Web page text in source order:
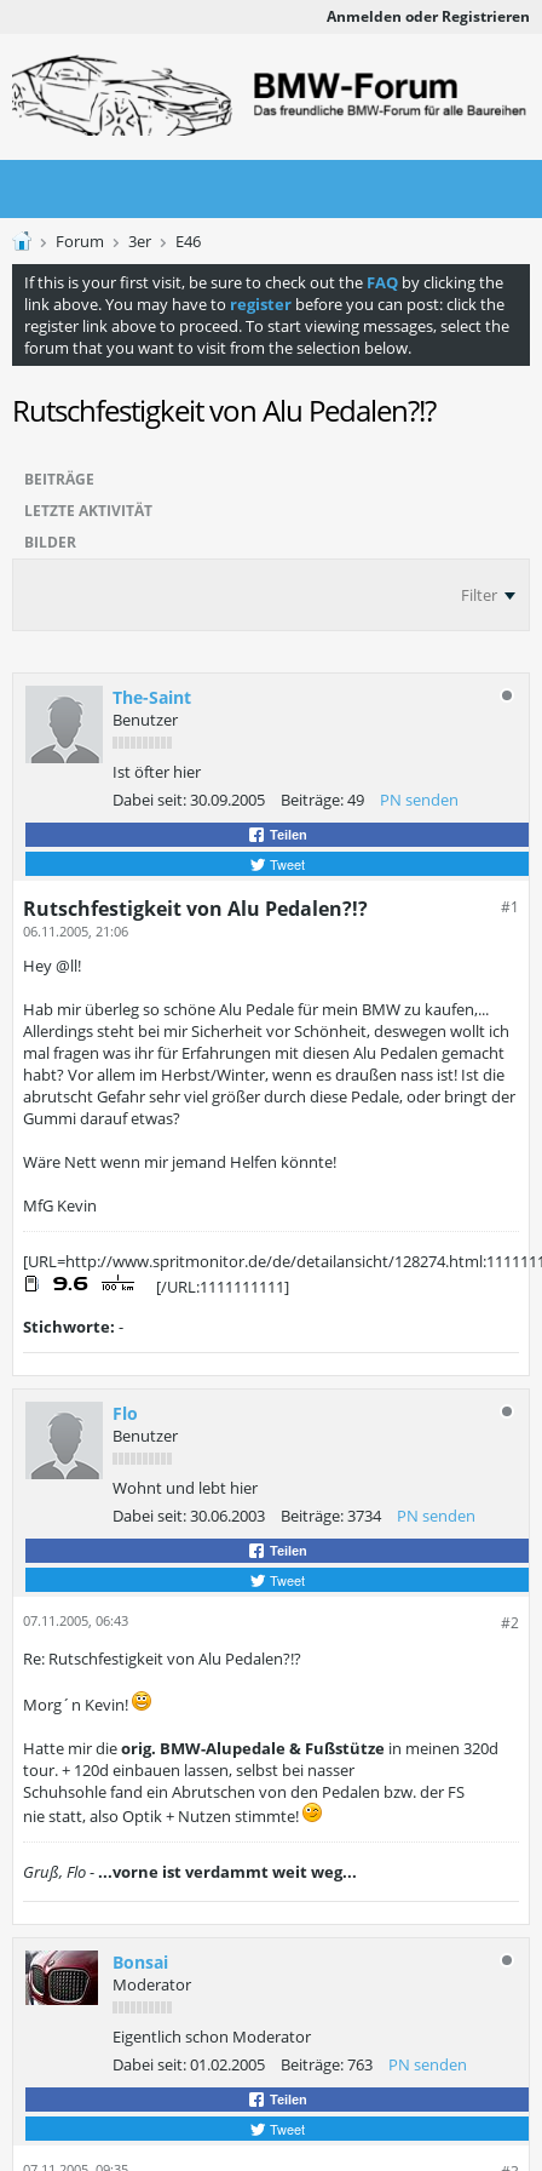
Anmelden oder Registrieren
Forum 3er
E46
If this is your first visit, be sure to check out the FAQ by clicking the
link above. You may have to register before you can post: click the
register link above to proceed. To start viewing messages, select the
forum that you want to visit from the selection below.
Rutschfestigkeit von Alu Pedalen?!?
BEITRÄGE
LETZTE AKTIVITÄT
BILDER
Filter
The-Saint
Benutzer
Ist öfter hier
Dabei seit:30.09.2005 Beiträge:49 PN senden
Teilen
Tweet
#1
Rutschfestigkeit von Alu Pedalen?!?
06.11.2005, 21:06
Hey @ll!
Hab mir überleg so schöne Alu Pedale für mein BMW zu kaufen,...
Allerdings steht bei mir Sicherheit vor Schönheit, deswegen wollt ich
mal fragen was ihr für Erfahrungen mit diesen Alu Pedalen gemacht
habt? Vor allem im Herbst/Winter, wenn es draußen nass ist! Ist die
abrutscht Gefahr sehr viel größer durch diese Pedale, oder bringt der
Gummi darauf etwas?
Wäre Nett wenn mir jemand Helfen könnte!
MfG Kevin
[URL=http://www.spritmonitor.de/de/detailansicht/
[/URL:1111111111]
Stichworte: -
Flo
Benutzer
Wohnt und lebt hier
Dabei seit:30.06.2003 Beiträge:3734 PN senden
Teilen
Tweet
#2
07.11.2005, 06:43
Re: Rutschfestigkeit von Alu Pedalen?!?
Morg´n Kevin!
Hatte mir dieorig. BMW-Alupedale & Fußstütze in meinen 320d
tour. + 120d einbauen lassen, selbst bei nasser
Schuhsohle fand ein Abrutschen von den Pedalen bzw. der FS
nie statt, also Optik + Nutzen stimmte!
Gruß, Flo-...vorne ist verdammt weit weg...
Bonsai
Moderator
Eigentlich schon Moderator
Dabei seit:01.02.2005 Beiträge:763 PN senden
Teilen
Tweet